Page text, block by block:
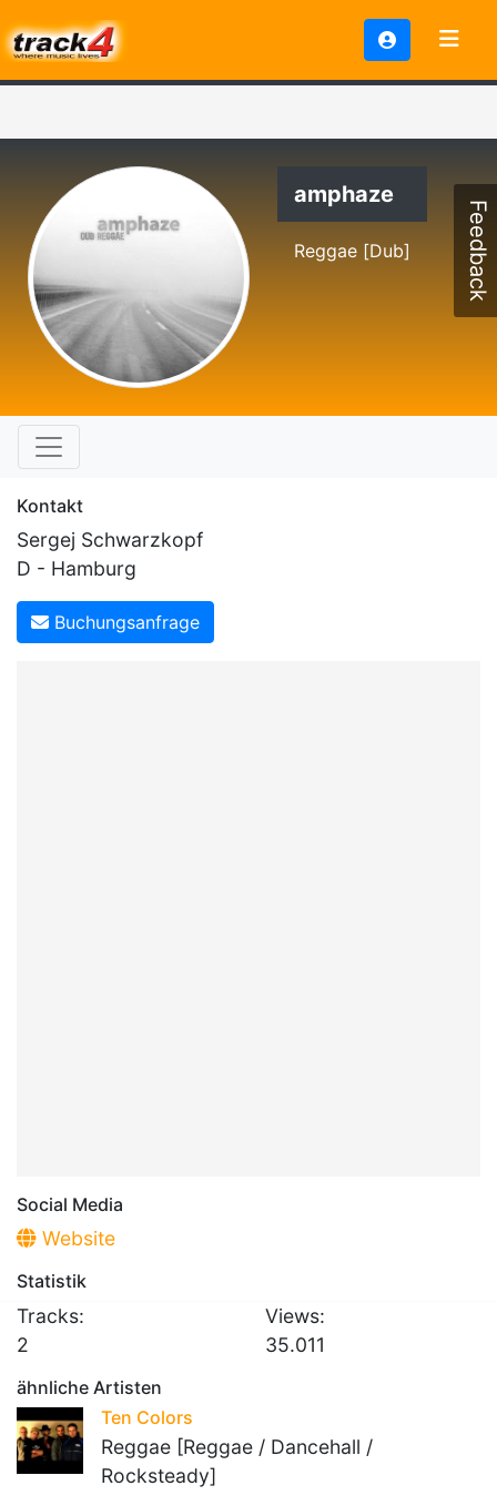
amphaze
Reggae [Dub]
Kontakt
Sergej Schwarzkopf
D - Hamburg
Buchungsanfrage
Social Media
Website
Statistik
Tracks:
2
Views:
35.011
ähnliche Artisten
Ten Colors
Reggae [Reggae / Dancehall /
Rocksteady]
Feedback